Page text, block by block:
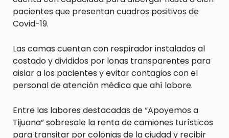
pacientes que presentan cuadros positivos de
Covid-19.
Las camas cuentan con respirador instalados al
costado y divididos por lonas transparentes para
aislar a los pacientes y evitar contagios con el
personal de atención médica que ahí labore.
Entre las labores destacadas de “Apoyemos a
Tijuana” sobresale la renta de camiones turísticos
para transitar por colonias de la ciudad y recibir